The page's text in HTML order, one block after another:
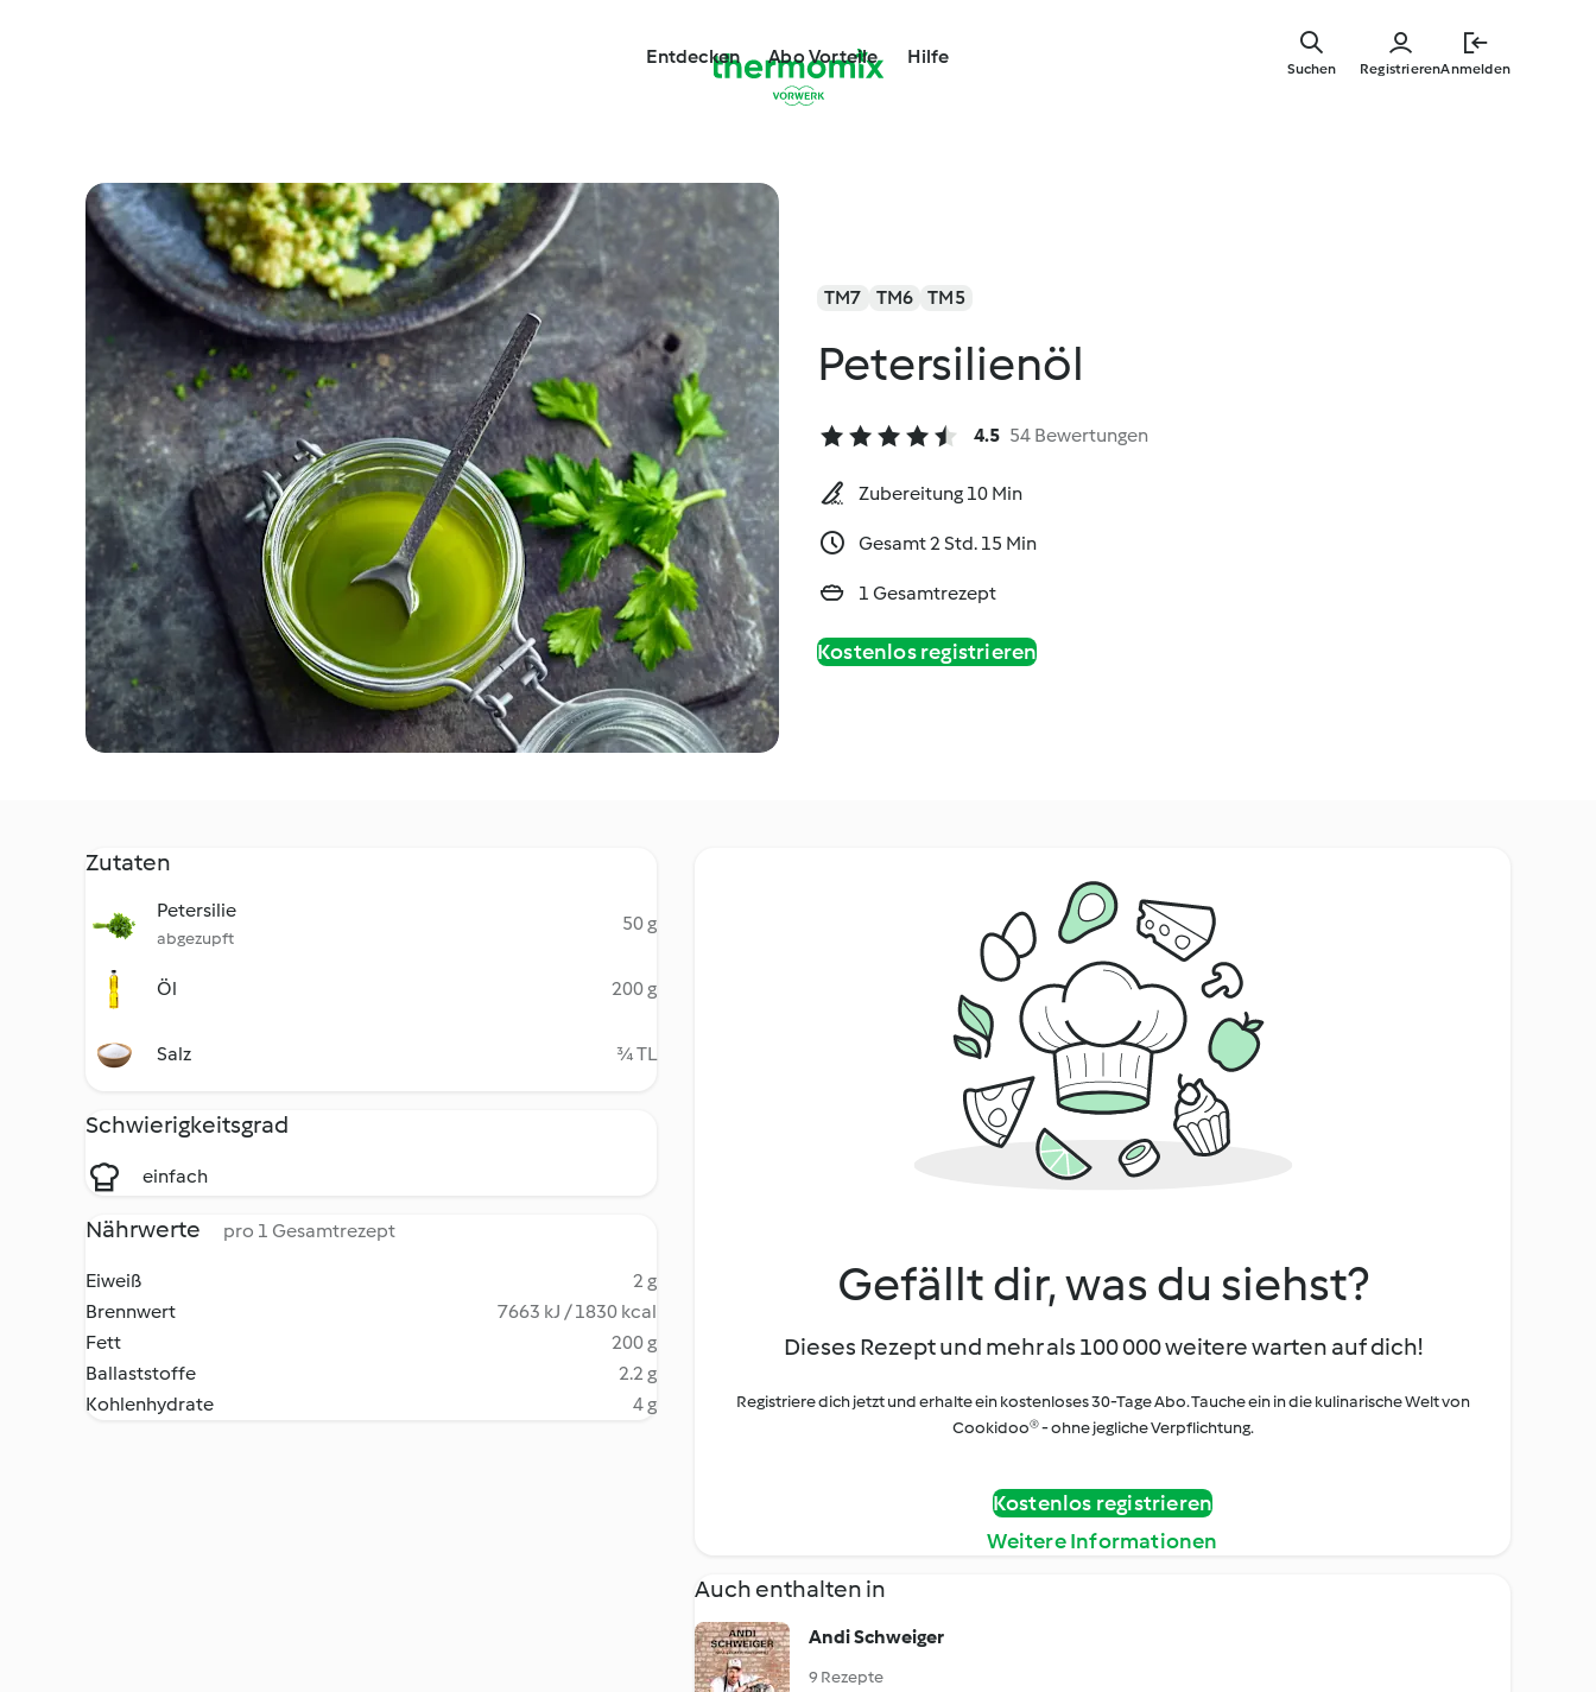
Entdecken Abo Vorteile Hilfe
RegistrierenAnmelden
Suchen
TM7 TM6 TM5
Petersilienöl
4.5 54 Bewertungen
Zubereitung 10 Min
Gesamt 2 Std. 15 Min
1 Gesamtrezept
Kostenlos registrieren
Zutaten
Petersilie
abgezupft
50 g
Öl 200 g
Salz ¾ TL
Schwierigkeitsgrad
einfach
Nährwerte pro 1 Gesamtrezept
Eiweiß
2 g
Brennwert
7663 kJ / 1830 kcal
Fett
200 g
Ballaststoffe
2.2 g
Kohlenhydrate
4 g
Gefällt dir, was du siehst?
Dieses Rezept und mehr als 100 000 weitere warten auf dich!
Registriere dich jetzt und erhalte ein kostenloses 30-Tage Abo. Tauche ein in die kulinarische Welt von
Cookidoo® - ohne jegliche Verpflichtung.
Kostenlos registrieren
Weitere Informationen
Auch enthalten in
Andi Schweiger
9 Rezepte